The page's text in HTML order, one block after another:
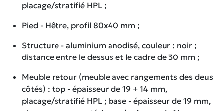
placage/stratifié HPL ;
Pied - Hêtre, profil 80x40 mm ;
Structure - aluminium anodisé, couleur : noir ;
distance entre le dessus et le cadre de 30 mm ;
Meuble retour (meuble avec rangements des deus
côtés) : top - épaisseur de 19 + 14 mm,
placage/stratifié HPL ; base - épaisseur de 19 mm,